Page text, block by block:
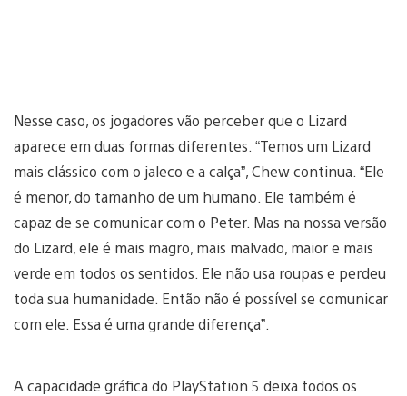
Nesse caso, os jogadores vão perceber que o Lizard
aparece em duas formas diferentes. “Temos um Lizard
mais clássico com o jaleco e a calça”, Chew continua. “Ele
é menor, do tamanho de um humano. Ele também é
capaz de se comunicar com o Peter. Mas na nossa versão
do Lizard, ele é mais magro, mais malvado, maior e mais
verde em todos os sentidos. Ele não usa roupas e perdeu
toda sua humanidade. Então não é possível se comunicar
com ele. Essa é uma grande diferença”.
A capacidade gráfica do PlayStation 5 deixa todos os